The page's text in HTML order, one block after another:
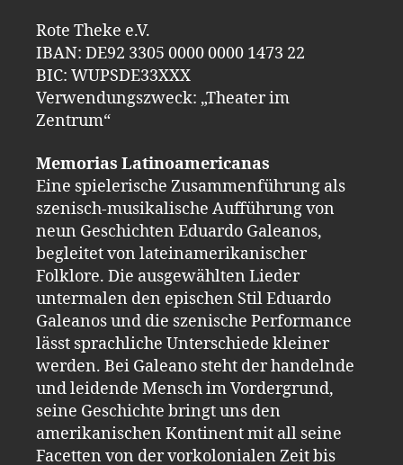
Rote Theke e.V.
IBAN: DE92 3305 0000 0000 1473 22
BIC: WUPSDE33XXX
Verwendungszweck: „Theater im
Zentrum“
Memorias Latinoamericanas
Eine spielerische Zusammenführung als
szenisch-musikalische Aufführung von
neun Geschichten Eduardo Galeanos,
begleitet von lateinamerikanischer
Folklore. Die ausgewählten Lieder
untermalen den epischen Stil Eduardo
Galeanos und die szenische Performance
lässt sprachliche Unterschiede kleiner
werden. Bei Galeano steht der handelnde
und leidende Mensch im Vordergrund,
seine Geschichte bringt uns den
amerikanischen Kontinent mit all seine
Facetten von der vorkolonialen Zeit bis